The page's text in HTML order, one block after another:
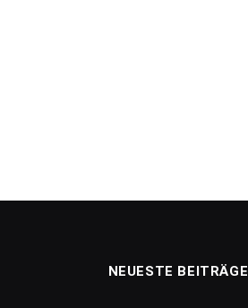
NEUESTE BEITRÄGE